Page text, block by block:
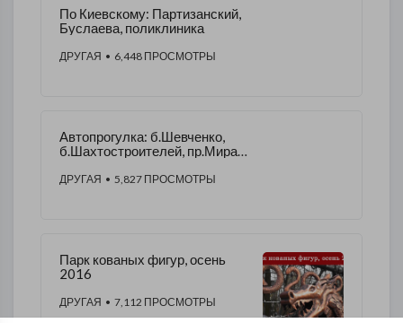
По Киевскому: Партизанский,
Буслаева, поликлиника
ДРУГАЯ • 6,448 ПРОСМОТРЫ
Автопрогулка: б.Шевченко,
б.Шахтостроителей, пр.Мира,
Киевский р-н
ДРУГАЯ • 5,827 ПРОСМОТРЫ
Парк кованых фигур, осень
2016
ДРУГАЯ • 7,112 ПРОСМОТРЫ